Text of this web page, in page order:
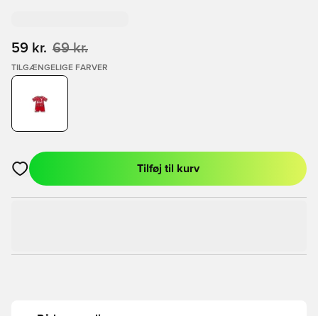
59 kr. 69 kr.
TILGÆNGELIGE FARVER
Åbner en Modal til at logge ind eller tilmelde dig som medlem
Tilføj til kurv